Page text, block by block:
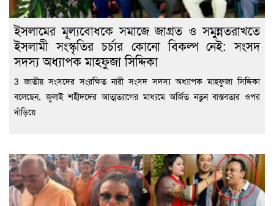
ইসলামের মূল্যবোধকে সমাজে জাগ্রত ও সমুন্নতরাখতে
ইসলামী সংস্কৃতির চর্চার কোনো বিকল্প নেই: সংসদ
সদস্য অধ্যাপক মাহফুজা সিদ্দিকা
3 জাতীয় সংসদের সংরক্ষিত নারী সংসদ সদস্য অধ্যাপক মাহফুজা সিদ্দিকা
বলেছেন, জুলাই শহীদদের আত্মত্যাগের মাধ্যমে অর্জিত নতুন বাস্তবতার ওপর
দাঁড়িয়ে